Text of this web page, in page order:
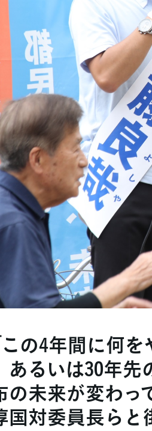
この4年間に何
あるいは30年
の未来が変わっ
国対委員長らと